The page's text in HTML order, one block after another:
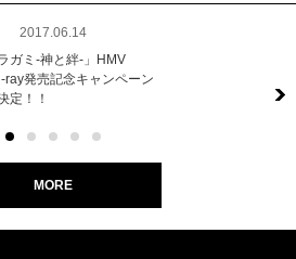
2017.06.14
ガミ-神と絆-」HMV
ray発売記念キャンペーン
定！！
MORE